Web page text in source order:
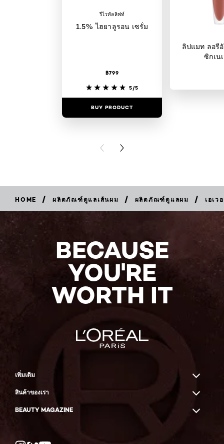
รีไวทัลลิฟท์
1.5% ไฮยาลูรอน เซรั่ม
฿799
5/5
BUY PRODUCT
ลิปแมท ลอรี
ซิกเน
PREVIOUS CARD
NEXT CARD
HOME / ผลิตภัณฑ์ดูแลเส้นผม / ผลิตภัณฑ์ดูแลผม / เอเว
NOW
BECAUSE
YOU'RE
WORTH IT
เพิ่มเติม
สินค้าของเรา
BEAUTY MAGAZINE